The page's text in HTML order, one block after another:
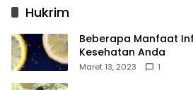
Hukrim
Beberapa Manfaat
Kesehatan Anda
Maret 13, 2023 1